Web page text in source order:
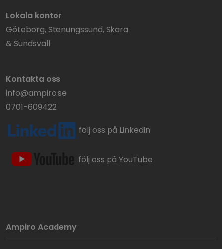
Lokala kontor
Göteborg, Stenungssund, Skara
& Sundsvall
Kontakta oss
info@ampiro.se
0701-609422
följ oss på Linkedin
följ oss på YouTube
Ampiro Academy